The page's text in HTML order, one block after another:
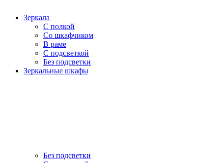
Зеркала
С полкой
Со шкафчиком
В раме
С подсветкой
Без подсветки
Зеркальные шкафы
Без подсветки